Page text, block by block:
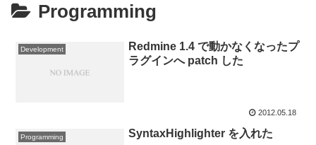
Programming
Development
Redmine 1.4 で動かなくなったプ
ラグインへ patch した
2012.05.18
Programming SyntaxHighlighter を入れた